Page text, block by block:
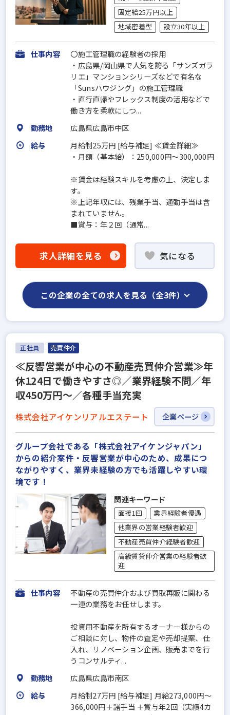
固定給25万円以上
地域密着型
設立30年以上
仕事内容
〇施工管理職の経験者の採用
・広島県/岡山県で人気を誇る「サンズガラ
リエ」マンションシリーズなどで有名な
「Sunsハウジング」の施工管理職
・直行直帰やフレックス制度の活用などで
働き方を柔軟にしつ...
勤務地
広島県広島市中区
給与
月給制25万円 [給与補足] ≪賃金詳細≫
・月額（基本給）：250,000円～300,000円
※賃金は経験スキルを考慮の上、決定しま
す。
※上記年収には、残業手当、通勤手当は含
まれていません。
■賞与：年２回（通常...
求人詳細を見る 気になる
この企業の全ての求人を見る（全3件）
正社員 売買仲介
≪反響営業が中心の不動産売買仲介営業≫年
休124日で働きやすさ◎／業界経験不問／年
収450万円～／各種手当充実
株式会社アイケンリアルエステート 企業ページ
グループ会社である「株式会社アイケンジャパン」
からの紹介案件・反響営業が中心のため、成果につ
ながりやすく、業界未経験の方でも活躍しやすい環
境です！
関連キーワード
面接1回
業界経験者優遇
他業界の営業経験者歓迎
不動産売買仲介経験者歓迎
高級賃貸仲介営業の経験者歓
迎
仕事内容
不動産の売買仲介および買取再販に関わる
一連の業務をお任せします。
投資用不動産を所有するオーナー様からの
ご相談に対し、物件の査定や売却提案、仕
入れ、リノベーション企画、販売までを行
うコンサルティ...
勤務地
広島県広島市南区
給与
月給制27万円 [給与補足] 月給273,000円～
366,000円＋諸手当 ＋賞与年2回（実績4カ